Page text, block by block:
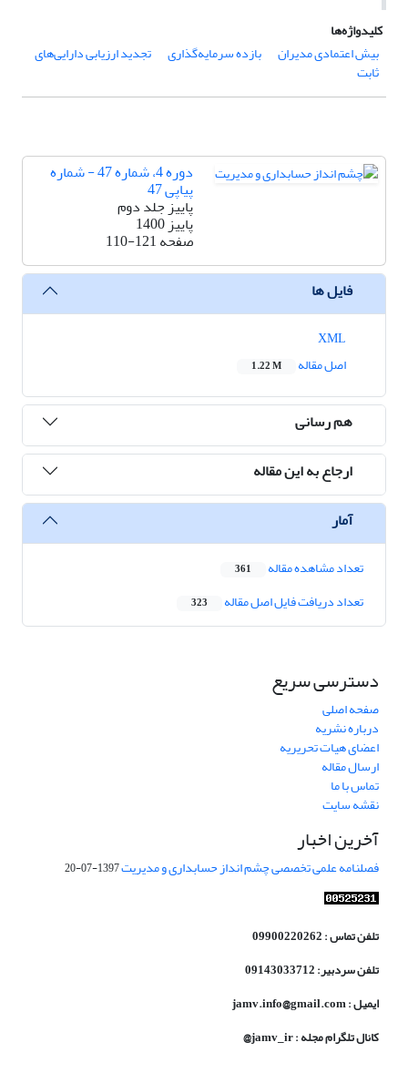
کلیدواژه‌ها
بیش اعتمادی مدیران
بازده سرمایه‌گذاری تجدید ارزیابی دارایی‌های
ثابت
دوره 4، شماره 47 - شماره
پیاپی 47
پاییز جلد دوم
پاییز 1400
صفحه110-121
فایل ها
اصل مقاله
1.22 M
هم رسانی
ارجاع به این مقاله
آمار
تعداد مشاهده مقاله 361
تعداد دریافت فایل اصل مقاله 323
دسترسی سریع
صفحه اصلی
درباره نشریه
اعضای هیات تحریریه
ارسال مقاله
تماس با ما
نقشه سایت
آخرین اخبار
فصلنامه علمی تخصصی چشم انداز حسابداری و مدیریت1397-07-20
تلفن تماس : 09900220262
تلفن سردبیر: 09143033712
ایمیل : jamv.info@gmail.com
کانال تلگرام مجله : jamv_ir@